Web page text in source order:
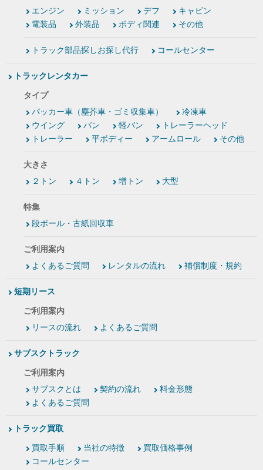
エンジン
ミッション デフ
キャビン
電装品
外装品 ボディ関連 その他
トラック部品探しお探し代行 コールセンター
トラックレンタカー
タイプ
パッカー車（塵芥車・ゴミ収集車）
冷凍車
ウイング
バン 軽バン
トレーラーヘッド
トレーラー
平ボディー アームロール その他
大きさ
２トン
４トン 増トン 大型
特集
段ボール・古紙回収車
ご利用案内
よくあるご質問
レンタルの流れ 補償制度・規約
短期リース
ご利用案内
リースの流れ
よくあるご質問
サブスクトラック
ご利用案内
サブスクとは
契約の流れ
料金形態
よくあるご質問
トラック買取
買取手順 当社の特徴
買取価格事例
コールセンター